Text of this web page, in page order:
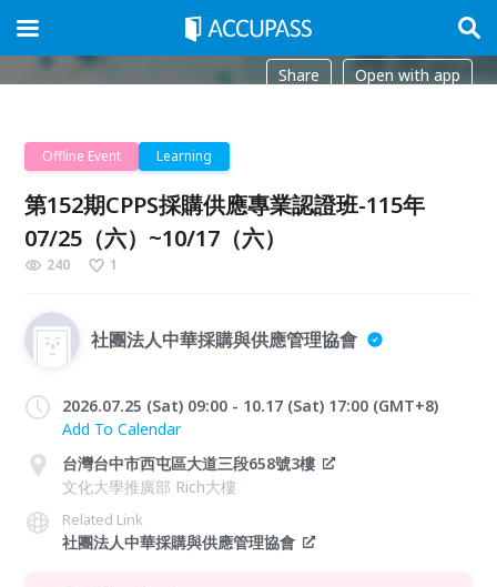
Share Open with app
Offline Event Learning
第152期CPPS採購供應專業認證班-115年
07/25（六）~10/17（六）
240 1
社團法人中華採購與供應管理協會
2026.07.25 (Sat) 09:00 - 10.17 (Sat) 17:00 (GMT+8)
Add To Calendar
台灣台中市西屯區大道三段658號3樓
文化大學推廣部 Rich大樓
Related Link
社團法人中華採購與供應管理協會